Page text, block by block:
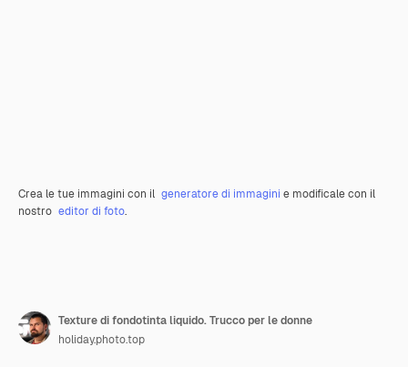
Crea le tue immagini con il generatore di immagini e modificale con il
nostro editor di foto.
Texture di fondotinta liquido. Trucco per le donne
holiday.photo.top